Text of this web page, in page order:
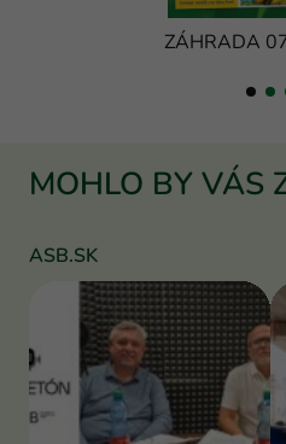
ZÁHRADA
MOHLO BY VÁS
ASB.SK